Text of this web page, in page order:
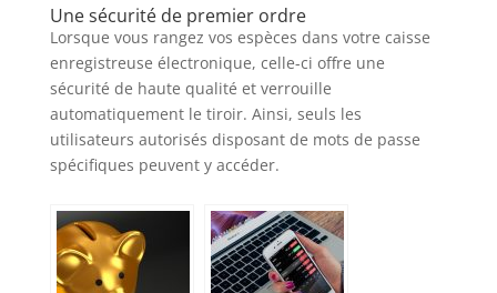
Une sécurité de premier ordre
Lorsque vous rangez vos espèces dans votre caisse
enregistreuse électronique, celle-ci offre une
sécurité de haute qualité et verrouille
automatiquement le tiroir. Ainsi, seuls les
utilisateurs autorisés disposant de mots de passe
spécifiques peuvent y accéder.